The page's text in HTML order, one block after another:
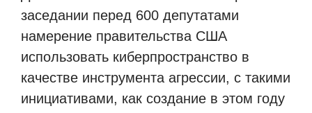
заседании перед 600 депутатами
намерение правительства США
использовать киберпространство в
качестве инструмента агрессии, с такими
инициативами, как создание в этом году